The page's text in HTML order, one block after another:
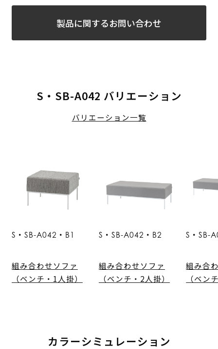
製品に関するお問い合わせ
S・SB-A042 バリエーション
バリエーション一覧
S・SB-A042・B1
組み合わせソファ
（ベンチ・1人掛）
S・SB-A042・B2
組み合わせソファ
（ベンチ・2人掛）
S・SB-
組み合
（ベン
カラーシミュレーション